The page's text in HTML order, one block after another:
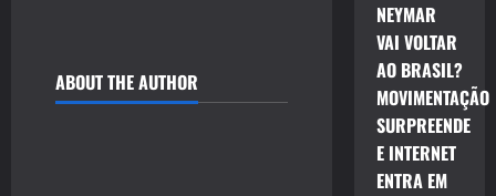
ABOUT THE AUTHOR
NEYMAR
VAI VOLTAR
AO BRASIL?
MOVIMENTAÇÃO
SURPREENDE
E INTERNET
ENTRA EM